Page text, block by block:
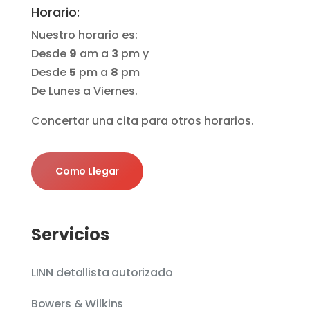
Horario:
Nuestro horario es:
Desde 9 am a 3 pm y
Desde 5 pm a 8 pm
De Lunes a Viernes.
Concertar una cita para otros horarios.
Como Llegar
Servicios
LINN detallista autorizado
Bowers & Wilkins